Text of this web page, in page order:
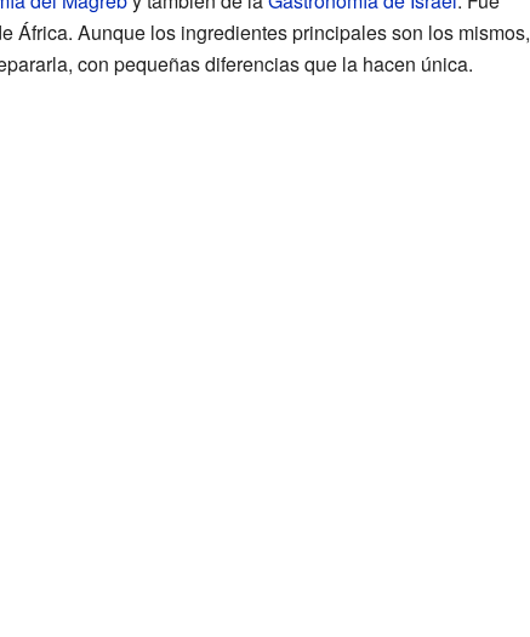
África. Aunque los ingredientes principales son los mismos,
con pequeñas diferencias que la hacen única.